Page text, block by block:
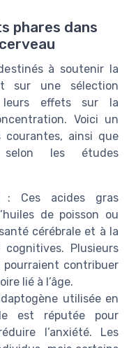
phares dans
à soutenir la
sur une sélection
leurs effets sur la
Voici un
courantes, ainsi que
selon les études
: Ces acides gras
de poisson ou
cérébrale et à la
Plusieurs
pourraient contribuer
lié à l’âge.
utilisée en
est réputée pour
l’anxiété. Les